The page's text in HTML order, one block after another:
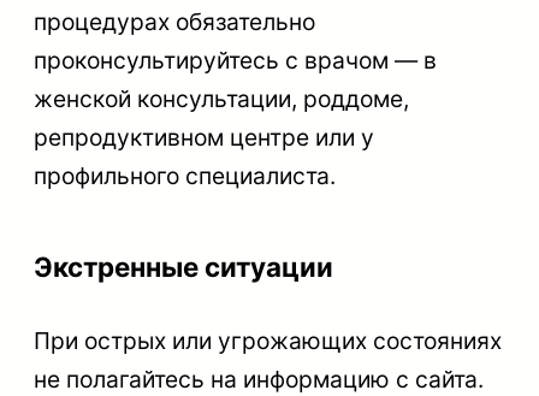
процедурах обязательно
проконсультируйтесь с врачом — в
женской консультации, роддоме,
репродуктивном центре или у
профильного специалиста.
Экстренные ситуации
При острых или угрожающих состояниях
не полагайтесь на информацию с сайта.